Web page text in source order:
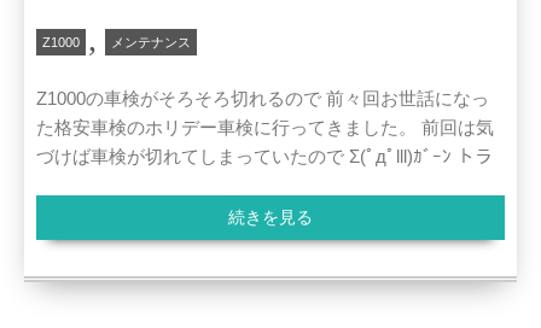
Z1000 , メンテナンス
Z1000の車検がそろそろ切れるので 前々回お世話になっ
た格安車検のホリデー車検に行ってきました。 前回は気
づけば車検が切れてしまっていたので Σ(ﾟдﾟlll)ｶﾞｰﾝ トラ
続きを見る